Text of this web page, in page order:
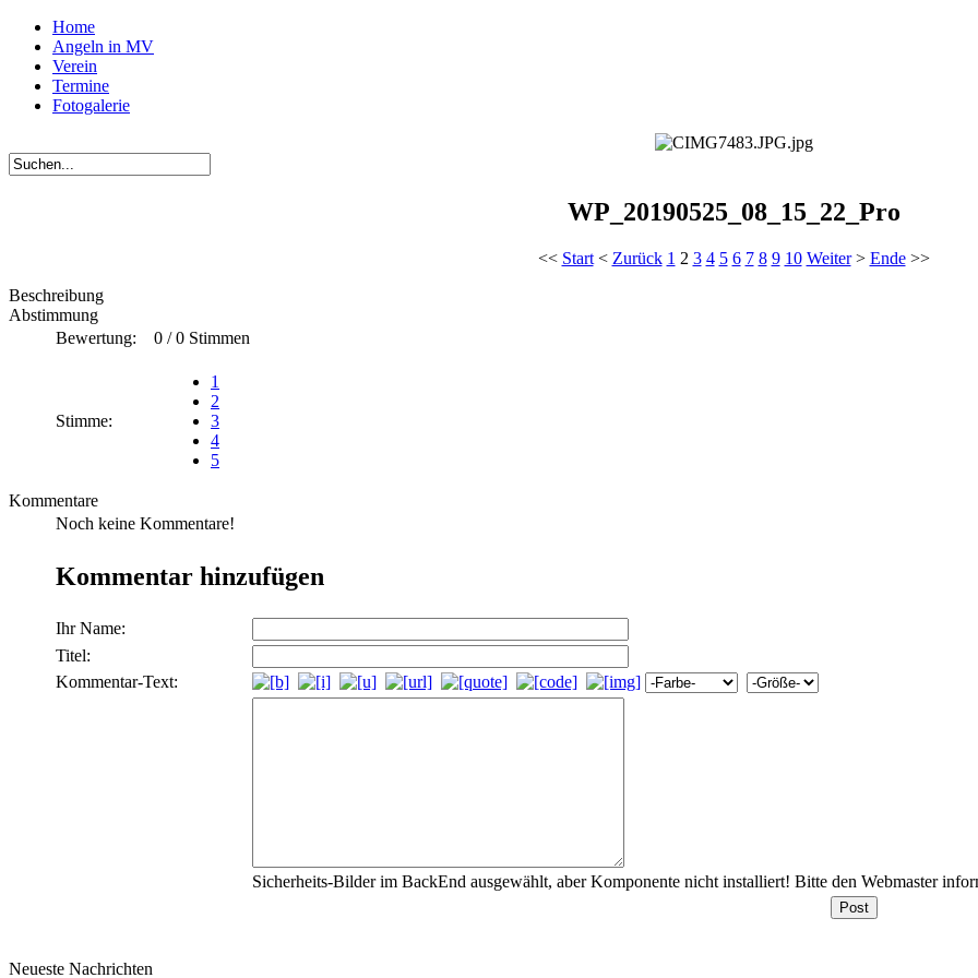
Home
Angeln in MV
Verein
Termine
Fotogalerie
WP_20190525_08_15_22_Pro
<< Start< Zurück 1 2 3 4 5 6 7 8 9 10 Weiter> Ende>>
Beschreibung
Abstimmung
Bewertung:
0 / 0 Stimmen
Stimme:
1
2
3
4
5
Kommentare
Noch keine Kommentare!
Kommentar hinzufügen
Ihr Name:
Titel:
Kommentar-Text:
Sicherheits-Bilder im BackEnd ausgewählt, aber Komponente nicht installiert! Bitte den Webmaster
Neueste Nachrichten